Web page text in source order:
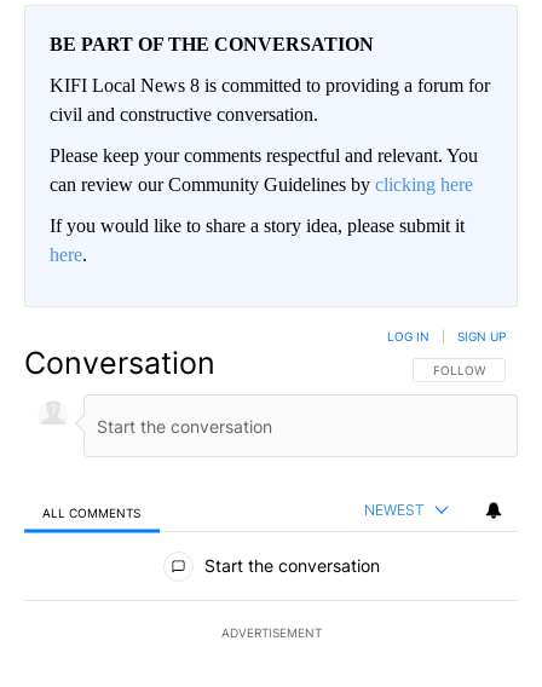
BE PART OF THE CONVERSATION
KIFI Local News 8 is committed to providing a forum for
civil and constructive conversation.
Please keep your comments respectful and relevant. You
can review our Community Guidelines by clicking here
If you would like to share a story idea, please submit it
here.
Conversation FOLLOW THIS
FOLLOW
LOG IN SIGN UP
ALL COMMENTS NEWEST
All Comments
Start the conversation
ADVERTISEMENT